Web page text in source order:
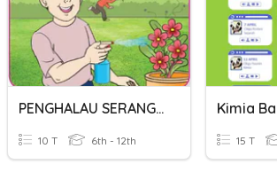
PENGHALAU SERANGGA ORGANIK
10 T 6th - 12th
Kimia
15 T